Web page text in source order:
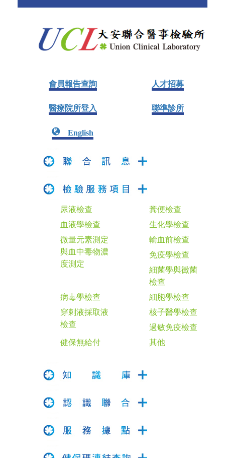
會員報告查詢 人才招募
醫療院所登入 聯準診所
English
尿液檢查
糞便檢查
血液學檢查
生化學檢查
微量元素測定
與血中毒物濃
度測定
輸血前檢查
免疫學檢查
細菌學與黴菌
檢查
病毒學檢查
細胞學檢查
穿剌液採取液
檢查
核子醫學檢查
過敏免疫檢查
健保無給付
其他